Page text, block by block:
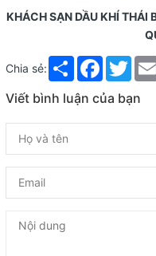
KHÁCH SẠN DẦU KHÍ THÁI
Chia sẻ: Share Facebook
Viết bình luận của bạn